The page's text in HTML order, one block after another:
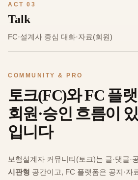
ACT 03
Talk
FC·설계사 중심 대화·자료(회원)
COMMUNITY & PRO
토크(FC)와 FC 플
회원·승인 흐름이
입니다
보험설계자 커뮤니티(토크)는 글·댓글·
시판형 공간이고, FC 플랫폼은 공지·자